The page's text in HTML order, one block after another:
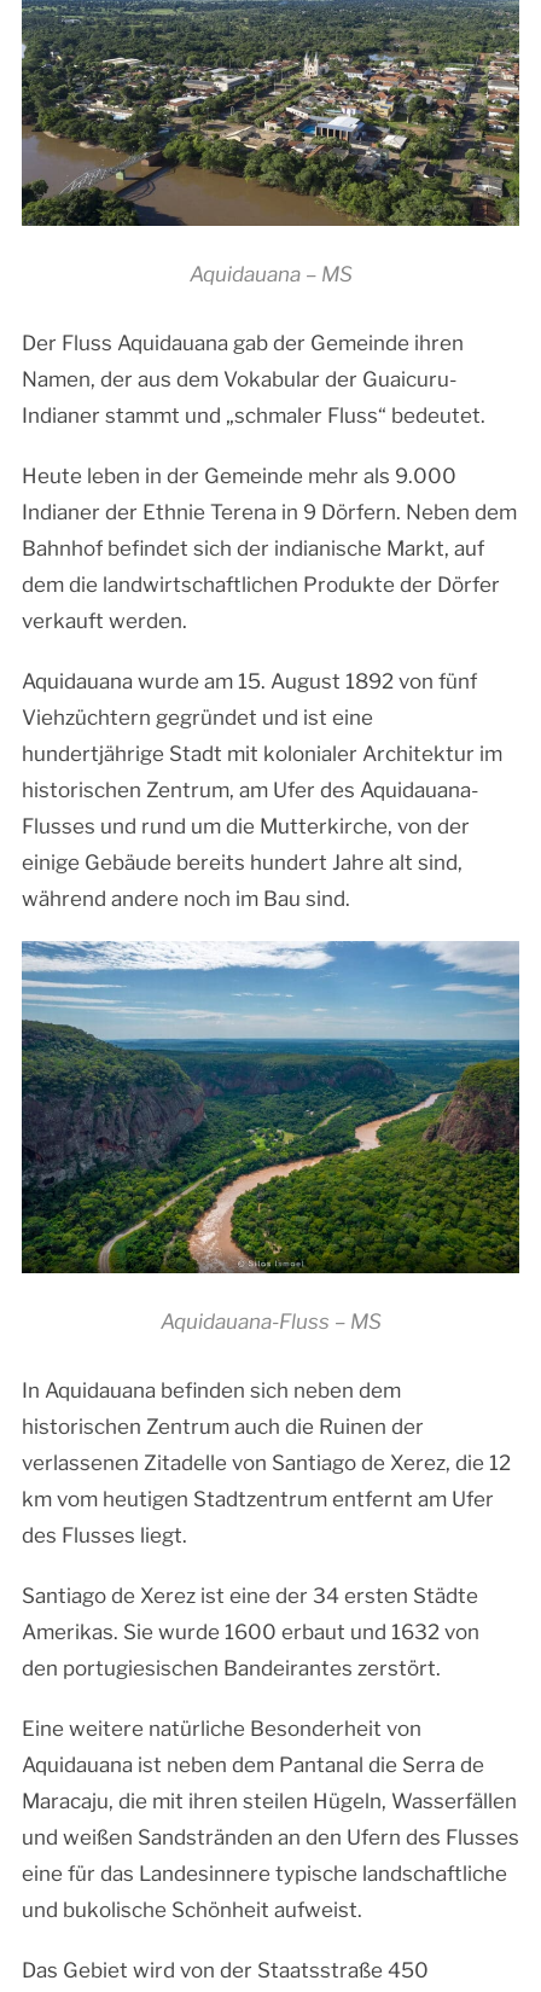
Aquidauana – MS
Der Fluss Aquidauana gab der Gemeinde ihren
Namen, der aus dem Vokabular der Guaicuru-
Indianer stammt und „schmaler Fluss“ bedeutet.
Heute leben in der Gemeinde mehr als 9.000
Indianer der Ethnie Terena in 9 Dörfern. Neben dem
Bahnhof befindet sich der indianische Markt, auf
dem die landwirtschaftlichen Produkte der Dörfer
verkauft werden.
Aquidauana wurde am 15. August 1892 von fünf
Viehzüchtern gegründet und ist eine
hundertjährige Stadt mit kolonialer Architektur im
historischen Zentrum, am Ufer des Aquidauana-
Flusses und rund um die Mutterkirche, von der
einige Gebäude bereits hundert Jahre alt sind,
während andere noch im Bau sind.
Aquidauana-Fluss – MS
In Aquidauana befinden sich neben dem
historischen Zentrum auch die Ruinen der
verlassenen Zitadelle von Santiago de Xerez, die 12
km vom heutigen Stadtzentrum entfernt am Ufer
des Flusses liegt.
Santiago de Xerez ist eine der 34 ersten Städte
Amerikas. Sie wurde 1600 erbaut und 1632 von
den portugiesischen Bandeirantes zerstört.
Eine weitere natürliche Besonderheit von
Aquidauana ist neben dem Pantanal die Serra de
Maracaju, die mit ihren steilen Hügeln, Wasserfällen
und weißen Sandstränden an den Ufern des Flusses
eine für das Landesinnere typische landschaftliche
und bukolische Schönheit aufweist.
Das Gebiet wird von der Staatsstraße 450